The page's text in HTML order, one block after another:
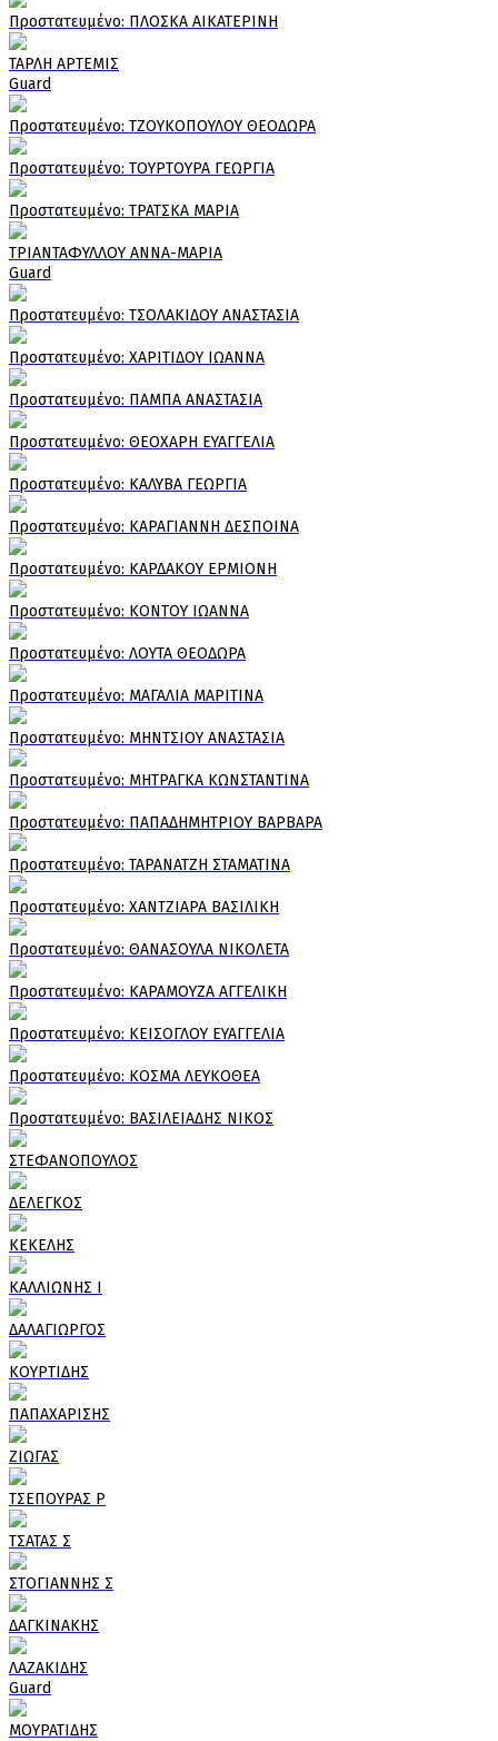
Πρoστατευμένο: ΠΛΟΣΚΑ ΑΙΚΑΤΕΡΙΝΗ
ΤΑΡΛΗ ΑΡΤΕΜΙΣ
Guard
Πρoστατευμένο: ΤΖΟΥΚΟΠΟΥΛΟΥ ΘΕΟΔΩΡΑ
Πρoστατευμένο: ΤΟΥΡΤΟΥΡΑ ΓΕΩΡΓΙΑ
Πρoστατευμένο: ΤΡΑΤΣΚΑ ΜΑΡΙΑ
ΤΡΙΑΝΤΑΦΥΛΛΟΥ ΑΝΝΑ-ΜΑΡΙΑ
Guard
Πρoστατευμένο: ΤΣΟΛΑΚΙΔΟΥ ΑΝΑΣΤΑΣΙΑ
Πρoστατευμένο: ΧΑΡΙΤΙΔΟΥ ΙΩΑΝΝΑ
Πρoστατευμένο: ΠΑΜΠΑ ΑΝΑΣΤΑΣΙΑ
Πρoστατευμένο: ΘΕΟΧΑΡΗ ΕΥΑΓΓΕΛΙΑ
Πρoστατευμένο: ΚΑΛΥΒΑ ΓΕΩΡΓΙΑ
Πρoστατευμένο: ΚΑΡΑΓΙΑΝΝΗ ΔΕΣΠΟΙΝΑ
Πρoστατευμένο: ΚΑΡΔΑΚΟΥ ΕΡΜΙΟΝΗ
Πρoστατευμένο: ΚΟΝΤΟΥ ΙΩΑΝΝΑ
Πρoστατευμένο: ΛΟΥΤΑ ΘΕΟΔΩΡΑ
Πρoστατευμένο: ΜΑΓΑΛΙΑ ΜΑΡΙΤΙΝΑ
Πρoστατευμένο: ΜΗΝΤΣΙΟΥ ΑΝΑΣΤΑΣΙΑ
Πρoστατευμένο: ΜΗΤΡΑΓΚΑ ΚΩΝΣΤΑΝΤΙΝΑ
Πρoστατευμένο: ΠΑΠΑΔΗΜΗΤΡΙΟΥ ΒΑΡΒΑΡΑ
Πρoστατευμένο: ΤΑΡΑΝΑΤΖΗ ΣΤΑΜΑΤΙΝΑ
Πρoστατευμένο: ΧΑΝΤΖΙΑΡΑ ΒΑΣΙΛΙΚΗ
Πρoστατευμένο: ΘΑΝΑΣΟΥΛΑ ΝΙΚΟΛΕΤΑ
Πρoστατευμένο: ΚΑΡΑΜΟΥΖΑ ΑΓΓΕΛΙΚΗ
Πρoστατευμένο: ΚΕΙΣΟΓΛΟΥ ΕΥΑΓΓΕΛΙΑ
Πρoστατευμένο: ΚΟΣΜΑ ΛΕΥΚΟΘΕΑ
Πρoστατευμένο: ΒΑΣΙΛΕΙΑΔΗΣ ΝΙΚΟΣ
ΣΤΕΦΑΝΟΠΟΥΛΟΣ
ΔΕΛΕΓΚΟΣ
ΚΕΚΕΛΗΣ
ΚΑΛΛΙΩΝΗΣ Ι
ΔΑΛΑΓΙΩΡΓΟΣ
ΚΟΥΡΤΙΔΗΣ
ΠΑΠΑΧΑΡΙΣΗΣ
ΖΙΩΓΑΣ
ΤΣΕΠΟΥΡΑΣ Ρ
ΤΣΑΤΑΣ Σ
ΣΤΟΓΙΑΝΝΗΣ Σ
ΔΑΓΚΙΝΑΚΗΣ
ΛΑΖΑΚΙΔΗΣ
Guard
ΜΟΥΡΑΤΙΔΗΣ